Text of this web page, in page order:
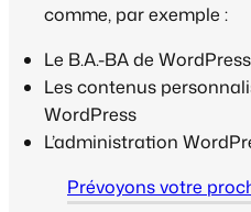
comme, par exemple :
Le B.A.-BA de WordPress
Les contenus
WordPress
L’administration
Prévoyons votre